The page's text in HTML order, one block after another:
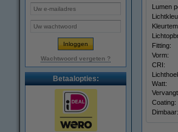
Wachtwoord vergeten ?
Betaalopties:
Lumen
Fitting:
Vorm:
CRI:
Watt:
Vervangt
Coating:
Dimbaar: